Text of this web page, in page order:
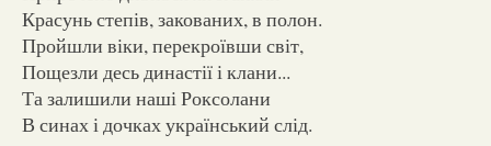
Красунь степів, закованих, в полон.
Пройшли віки, перекроївши світ,
Пощезли десь династії і клани...
Та залишили наші Роксолани
В синах і дочках український слід.